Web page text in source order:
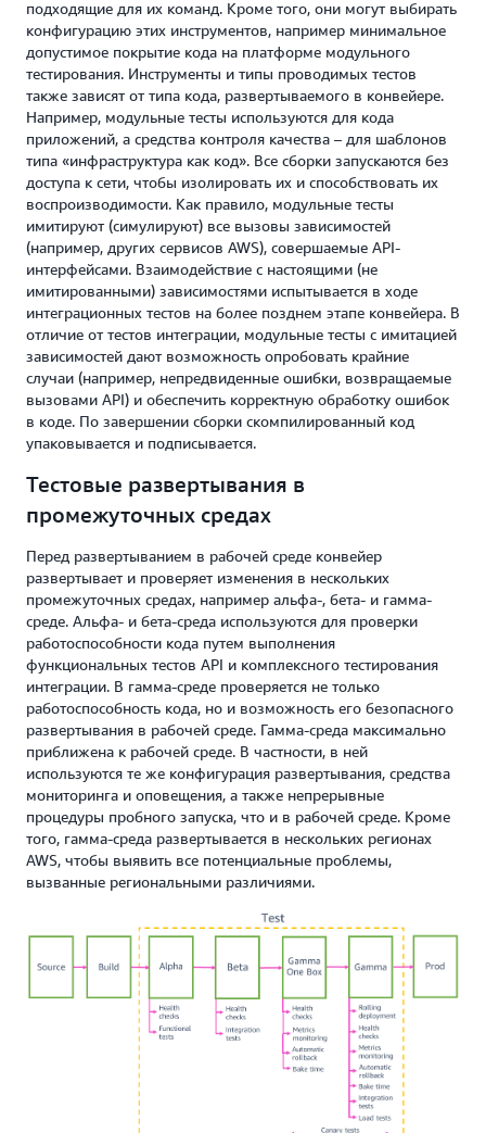
подходящие для их команд. Кроме того, они могут выбирать
конфигурацию этих инструментов, например минимальное
допустимое покрытие кода на платформе модульного
тестирования. Инструменты и типы проводимых тестов
также зависят от типа кода, развертываемого в конвейере.
Например, модульные тесты используются для кода
приложений, а средства контроля качества – для шаблонов
типа «инфраструктура как код». Все сборки запускаются без
доступа к сети, чтобы изолировать их и способствовать их
воспроизводимости. Как правило, модульные тесты
имитируют (симулируют) все вызовы зависимостей
(например, других сервисов AWS), совершаемые API-
интерфейсами. Взаимодействие с настоящими (не
имитированными) зависимостями испытывается в ходе
интеграционных тестов на более позднем этапе конвейера. В
отличие от тестов интеграции, модульные тесты с имитацией
зависимостей дают возможность опробовать крайние
случаи (например, непредвиденные ошибки, возвращаемые
вызовами API) и обеспечить корректную обработку ошибок
в коде. По завершении сборки скомпилированный код
упаковывается и подписывается.
Тестовые развертывания в
промежуточных средах
Перед развертыванием в рабочей среде конвейер
развертывает и проверяет изменения в нескольких
промежуточных средах, например альфа-, бета- и гамма-
среде. Альфа- и бета-среда используются для проверки
работоспособности кода путем выполнения
функциональных тестов API и комплексного тестирования
интеграции. В гамма-среде проверяется не только
работоспособность кода, но и возможность его безопасного
развертывания в рабочей среде. Гамма-среда максимально
приближена к рабочей среде. В частности, в ней
используются те же конфигурация развертывания, средства
мониторинга и оповещения, а также непрерывные
процедуры пробного запуска, что и в рабочей среде. Кроме
того, гамма-среда развертывается в нескольких регионах
AWS, чтобы выявить все потенциальные проблемы,
вызванные региональными различиями.